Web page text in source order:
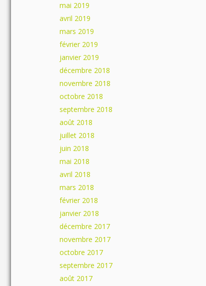
mai 2019
avril 2019
mars 2019
février 2019
janvier 2019
décembre 2018
novembre 2018
octobre 2018
septembre 2018
août 2018
juillet 2018
juin 2018
mai 2018
avril 2018
mars 2018
février 2018
janvier 2018
décembre 2017
novembre 2017
octobre 2017
septembre 2017
août 2017